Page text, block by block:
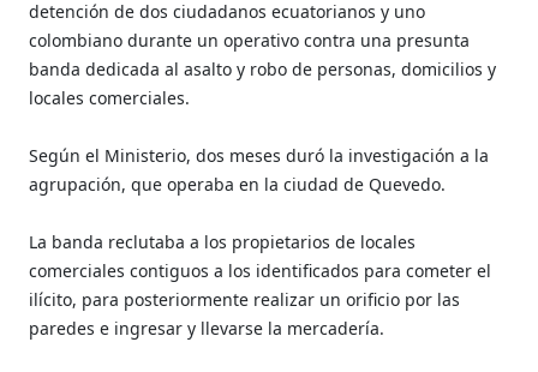
detención de dos ciudadanos ecuatorianos y uno
colombiano durante un operativo contra una presunta
banda dedicada al asalto y robo de personas, domicilios y
locales comerciales.
Según el Ministerio, dos meses duró la investigación a la
agrupación, que operaba en la ciudad de Quevedo.
La banda reclutaba a los propietarios de locales
comerciales contiguos a los identificados para cometer el
ilícito, para posteriormente realizar un orificio por las
paredes e ingresar y llevarse la mercadería.